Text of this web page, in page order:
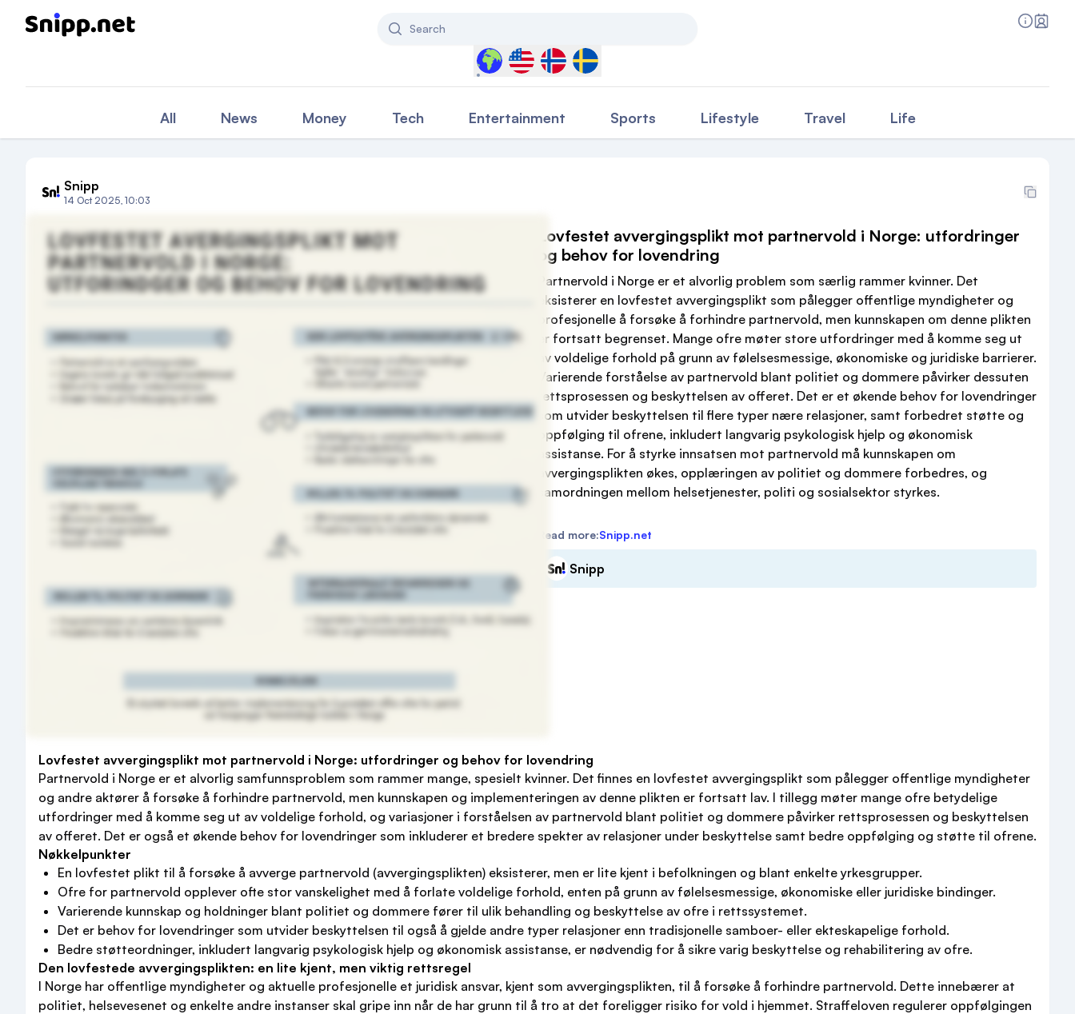
Search
Select a country to filter content
All News Money Tech Entertainment Sports Lifestyle Travel Life
Snipp
14 Oct 2025, 10:03
Lovfestet avvergingsplikt mot partnervold i Norge: utfordringer
og behov for lovendring
Partnervold i Norge er et alvorlig problem som særlig rammer kvinner. Det
eksisterer en lovfestet avvergingsplikt som pålegger offentlige myndigheter og
profesjonelle å forsøke å forhindre partnervold, men kunnskapen om denne plikten
er fortsatt begrenset. Mange ofre møter store utfordringer med å komme seg ut
av voldelige forhold på grunn av følelsesmessige, økonomiske og juridiske barrierer.
Varierende forståelse av partnervold blant politiet og dommere påvirker dessuten
rettsprosessen og beskyttelsen av offeret. Det er et økende behov for lovendringer
som utvider beskyttelsen til flere typer nære relasjoner, samt forbedret støtte og
oppfølging til ofrene, inkludert langvarig psykologisk hjelp og økonomisk
assistanse. For å styrke innsatsen mot partnervold må kunnskapen om
avvergingsplikten økes, opplæringen av politiet og dommere forbedres, og
samordningen mellom helsetjenester, politi og sosialsektor styrkes.
Read more:Snipp.net
Snipp
Lovfestet avvergingsplikt mot partnervold i Norge: utfordringer og behov for lovendring
Partnervold i Norge er et alvorlig samfunnsproblem som rammer mange, spesielt kvinner. Det finnes en lovfestet avvergingsplikt som pålegger offentlige myndigheter
og andre aktører å forsøke å forhindre partnervold, men kunnskapen og implementeringen av denne plikten er fortsatt lav. I tillegg møter mange ofre betydelige
utfordringer med å komme seg ut av voldelige forhold, og variasjoner i forståelsen av partnervold blant politiet og dommere påvirker rettsprosessen og beskyttelsen
av offeret. Det er også et økende behov for lovendringer som inkluderer et bredere spekter av relasjoner under beskyttelse samt bedre oppfølging og støtte til ofrene.
Nøkkelpunkter
En lovfestet plikt til å forsøke å avverge partnervold (avvergingsplikten) eksisterer, men er lite kjent i befolkningen og blant enkelte yrkesgrupper.
Ofre for partnervold opplever ofte stor vanskelighet med å forlate voldelige forhold, enten på grunn av følelsesmessige, økonomiske eller juridiske bindinger.
Varierende kunnskap og holdninger blant politiet og dommere fører til ulik behandling og beskyttelse av ofre i rettssystemet.
Det er behov for lovendringer som utvider beskyttelsen til også å gjelde andre typer relasjoner enn tradisjonelle samboer- eller ekteskapelige forhold.
Bedre støtteordninger, inkludert langvarig psykologisk hjelp og økonomisk assistanse, er nødvendig for å sikre varig beskyttelse og rehabilitering av ofre.
Den lovfestede avvergingsplikten: en lite kjent, men viktig rettsregel
I Norge har offentlige myndigheter og aktuelle profesjonelle et juridisk ansvar, kjent som avvergingsplikten, til å forsøke å forhindre partnervold. Dette innebærer at
politiet, helsevesenet og enkelte andre instanser skal gripe inn når de har grunn til å tro at det foreligger risiko for vold i hjemmet. Straffeloven regulerer oppfølgingen